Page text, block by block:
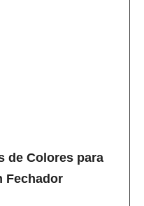
de Colores para
Fechador